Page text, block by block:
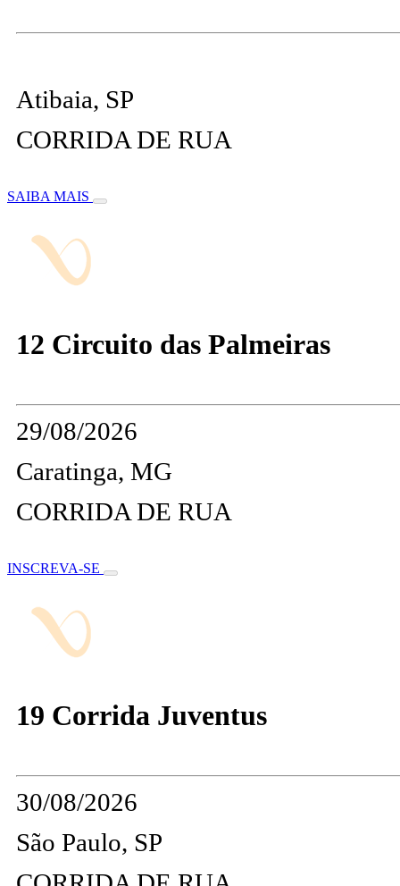
Atibaia, SP
CORRIDA DE RUA
SAIBA MAIS
12 Circuito das Palmeiras
29/08/2026
Caratinga, MG
CORRIDA DE RUA
INSCREVA-SE
19 Corrida Juventus
30/08/2026
São Paulo, SP